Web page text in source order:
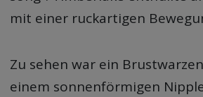
mit einer ruckartigen
Zu sehen war ein
einem sonnenförmigen